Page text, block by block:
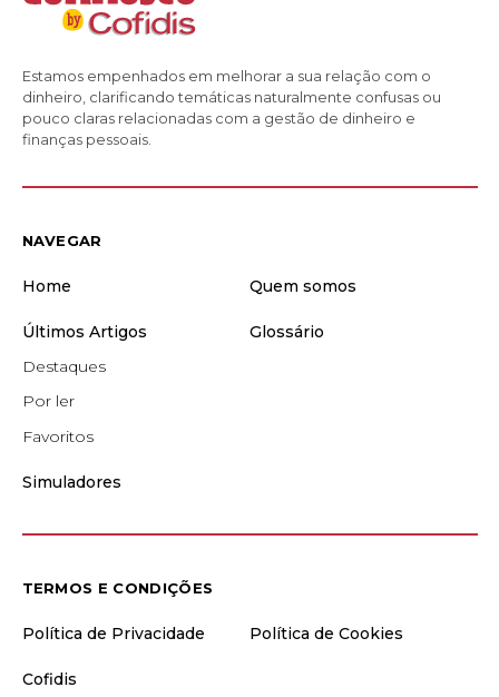
Estamos empenhados em melhorar a sua relação com o
dinheiro, clarificando temáticas naturalmente confusas ou
pouco claras relacionadas com a gestão de dinheiro e
finanças pessoais.
NAVEGAR
Home Quem somos
Últimos Artigos
Destaques
Por ler
Favoritos
Glossário
Simuladores
TERMOS E CONDIÇÕES
Política de Privacidade Política de Cookies
Cofidis